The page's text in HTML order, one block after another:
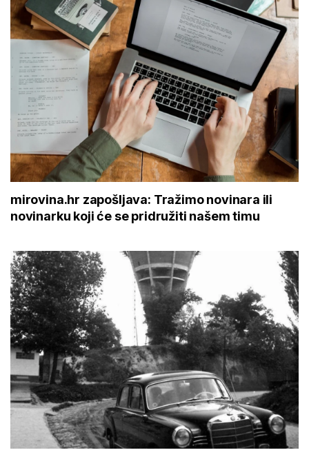
mirovina.hr zapošljava: Tražimo novinara ili
novinarku koji će se pridružiti našem timu